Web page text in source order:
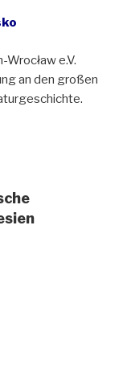
e.V.
an den großen